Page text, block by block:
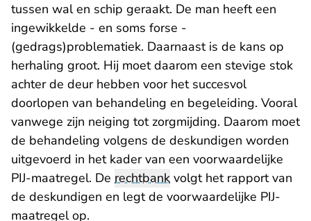
tussen wal en schip geraakt. De man heeft een
ingewikkelde - en soms forse -
(gedrags)problematiek. Daarnaast is de kans op
herhaling groot. Hij moet daarom een stevige stok
achter de deur hebben voor het succesvol
doorlopen van behandeling en begeleiding. Vooral
vanwege zijn neiging tot zorgmijding. Daarom moet
de behandeling volgens de deskundigen worden
uitgevoerd in het kader van een voorwaardelijke
PIJ-maatregel. De rechtbank volgt het rapport van
de deskundigen en legt de voorwaardelijke PIJ-
maatregel op.